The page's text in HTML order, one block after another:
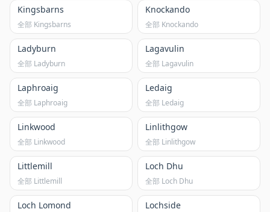
Kingsbarns
全部 Kingsbarns
Knockando
全部 Knockando
Ladyburn
全部 Ladyburn
Lagavulin
全部 Lagavulin
Laphroaig
全部 Laphroaig
Ledaig
全部 Ledaig
Linkwood
全部 Linkwood
Linlithgow
全部 Linlithgow
Littlemill
全部 Littlemill
Loch Dhu
全部 Loch Dhu
Loch Lomond Lochside